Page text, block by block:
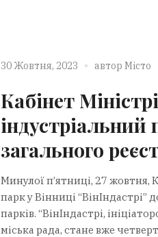
30 Жовтня, 2023 автор Місто
Кабінет
індустріальний
загального
Минулої п’ятниці, 27 жовтня,
парк у Вінниці “ВінІндастрі”
парків. “ВінІндастрі,
міська рада, стане вже